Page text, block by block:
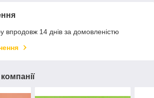
впродовж 14 днів за домовленістю